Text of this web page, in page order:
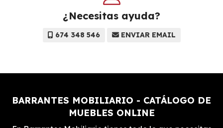
¿Necesitas ayuda?
674 348 546 ENVIAR EMAIL
BARRANTES MOBILIARIO - CATÁLOGO DE
MUEBLES ONLINE